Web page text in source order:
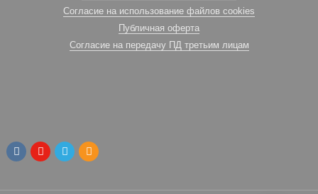
Согласие на использование файлов cookies
Публичная оферта
Согласие на передачу ПД третьим лицам